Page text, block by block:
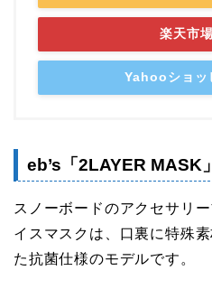
楽天市
Yahooショッ
eb’s「2LAYER MASK」
スノーボードのアクセサリ
イスマスクは、口裏に特殊
た抗菌仕様のモデルです。